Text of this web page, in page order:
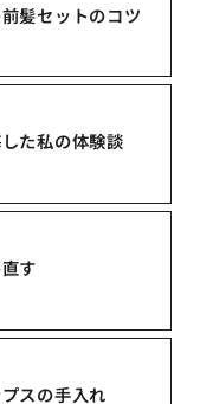
髪セットのコツ
た私の体験談
す
スの手入れ